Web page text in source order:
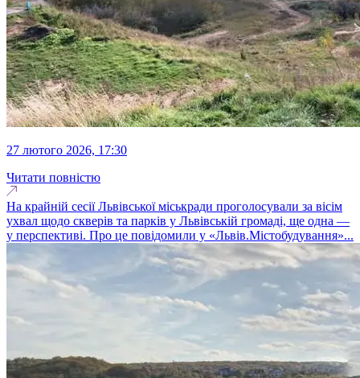
27 лютого 2026, 17:30
Читати повністю
На крайній сесії Львівської міськради проголосували за вісім
ухвал щодо скверів та парків у Львівській громаді, ще одна —
у перспективі. Про це повідомили у «Львів.Містобудування»...